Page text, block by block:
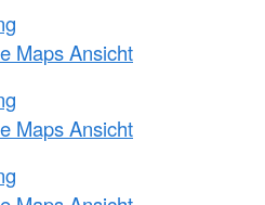
Maps Ansicht
Maps Ansicht